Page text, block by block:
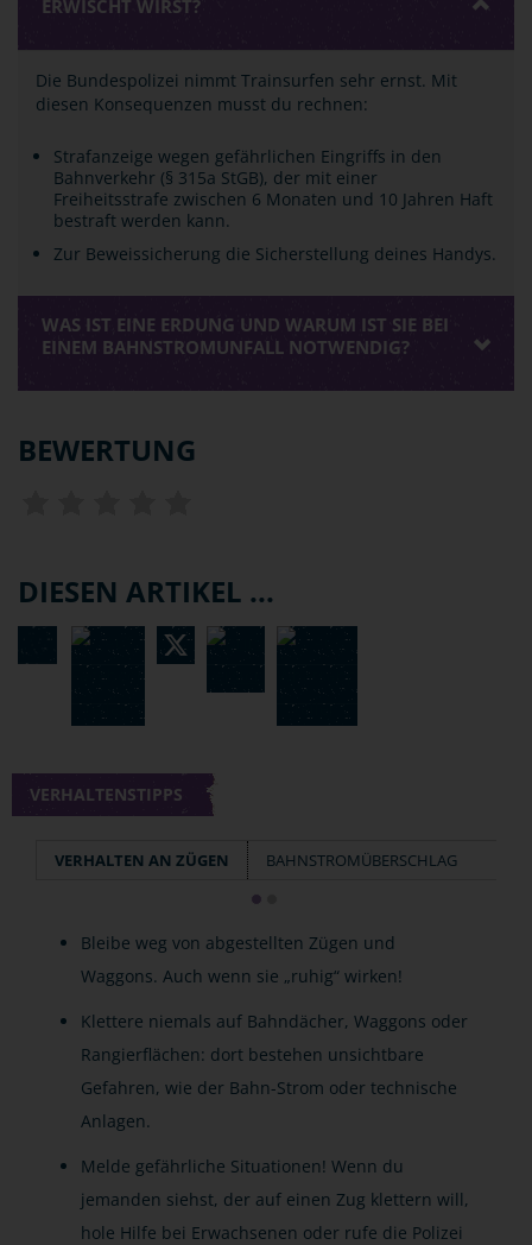
ERWISCHT WIRST?
Die Bundespolizei nimmt Trainsurfen sehr ernst. Mit
diesen Konsequenzen musst du rechnen:
Strafanzeige wegen gefährlichen Eingriffs in den
Bahnverkehr (§ 315a StGB), der mit einer
Freiheitsstrafe zwischen 6 Monaten und 10 Jahren Haft
bestraft werden kann.
Zur Beweissicherung die Sicherstellung deines Handys.
WAS IST EINE ERDUNG UND WARUM IST SIE BEI
EINEM BAHNSTROMUNFALL NOTWENDIG?
BEWERTUNG
DIESEN ARTIKEL ...
VERHALTENSTIPPS
VERHALTEN AN ZÜGEN BAHNSTROMÜBERSCHLAG
Bleibe weg von abgestellten Zügen und
Waggons. Auch wenn sie „ruhig“ wirken!
Klettere niemals auf Bahndächer, Waggons oder
Rangierflächen: dort bestehen unsichtbare
Gefahren, wie der Bahn-Strom oder technische
Anlagen.
Melde gefährliche Situationen! Wenn du
jemanden siehst, der auf einen Zug klettern will,
hole Hilfe bei Erwachsenen oder rufe die Polizei